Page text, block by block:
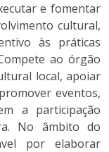
e fomentar
cultural,
às práticas
ao órgão
local, apoiar
eventos,
a participação
No âmbito do
por elaborar